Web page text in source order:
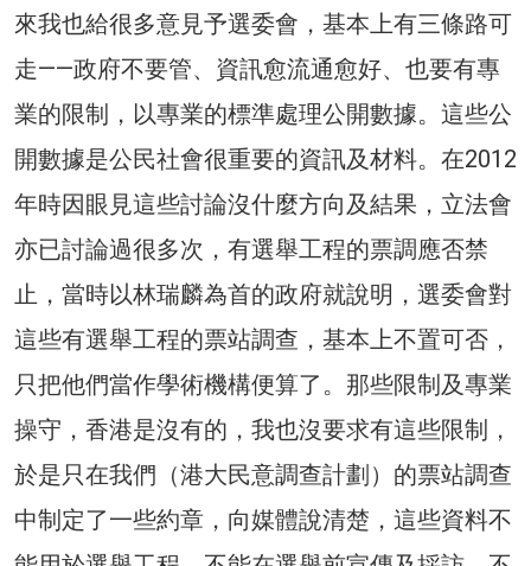
來我也給很多意見予選委會，基本上有三條路可
走——政府不要管、資訊愈流通愈好、也要有專
業的限制，以專業的標準處理公開數據。這些公
開數據是公民社會很重要的資訊及材料。在2012
年時因眼見這些討論沒什麼方向及結果，立法會
亦已討論過很多次，有選舉工程的票調應否禁
止，當時以林瑞麟為首的政府就說明，選委會對
這些有選舉工程的票站調查，基本上不置可否，
只把他們當作學術機構便算了。那些限制及專業
操守，香港是沒有的，我也沒要求有這些限制，
於是只在我們（港大民意調查計劃）的票站調查
中制定了一些約章，向媒體說清楚，這些資料不